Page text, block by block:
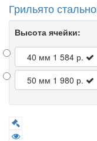
Грильято
Высота ячейки:
40 мм 1 584 р.
50 мм 1 980 р.